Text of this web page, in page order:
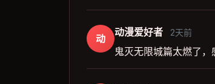
动
动漫爱好者 2天前
鬼灭无限城篇太燃了，